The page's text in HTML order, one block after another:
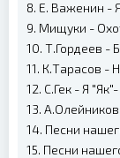
8. Е. Важенин -
9. Мищуки -
10. Т.Гордеев -
11. К.Тарасов -
12. С.Гек - Я
13.
14. Песни
15. Песни